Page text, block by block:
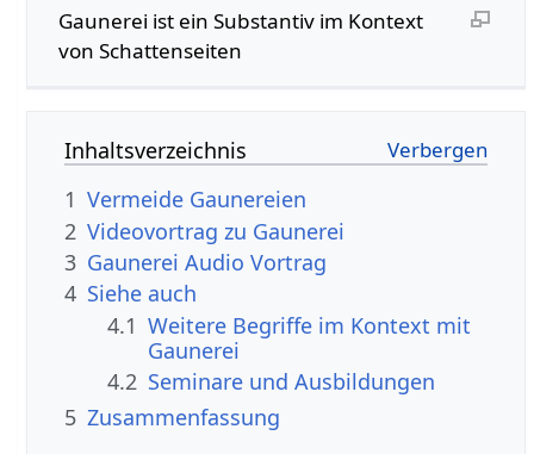
Gaunerei‏‎ ist ein Substantiv im Kontext
von Schattenseiten
Inhaltsverzeichnis
1 Vermeide Gaunereien
2
3
Gaunerei‏‎ Audio Vortrag
4 Siehe auch
4.1 Weitere Begriffe im Kontext mit
4.2 Seminare und Ausbildungen
5 Zusammenfassung